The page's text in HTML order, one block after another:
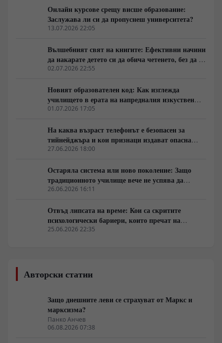
кризата на либералния модел, смяната на елитите,
историческите паралели с България, Франция, Русия
и Германия, както и за причините обществата
за поредните партийни битки, а за процесите, които
подготвят следващия политически цикъл.
Онлайн курсове срещу висше образование:
Заслужава ли си да пропуснеш университета?
13.07.2026 22:05
Вълшебният свят на книгите: Ефективни начини
да накарате детето си да обича четенето, без да го
насилвате
02.07.2026 22:55
Новият образователен код: Как изглежда
училището в ерата на напредналия изкуствен
интелект
01.07.2026 17:05
На каква възраст телефонът е безопасен за
тийнейджъра и кои признаци издават опасна
зависимост?
27.06.2026 18:00
Остаряла система или ново поколение: Защо
традиционното училище вече не успява да
ангажира умовете на съвременните ученици?
26.06.2026 16:11
Отвъд липсата на време: Кои са скритите
психологически бариери, които пречат на
възрастните да учат?
25.06.2026 22:35
Авторски статии
Защо днешните леви се страхуват от Маркс и
марксизма?
Панко Анчев
06.08.2026 07:38